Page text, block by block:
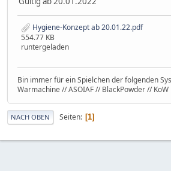
Hygiene-Konzept ab 20.01.22.pdf
554.77 KB
runtergeladen
Bin immer für ein Spielchen der folgenden
Warmachine // ASOIAF // BlackPowder // KoW
NACH OBEN Seiten 1